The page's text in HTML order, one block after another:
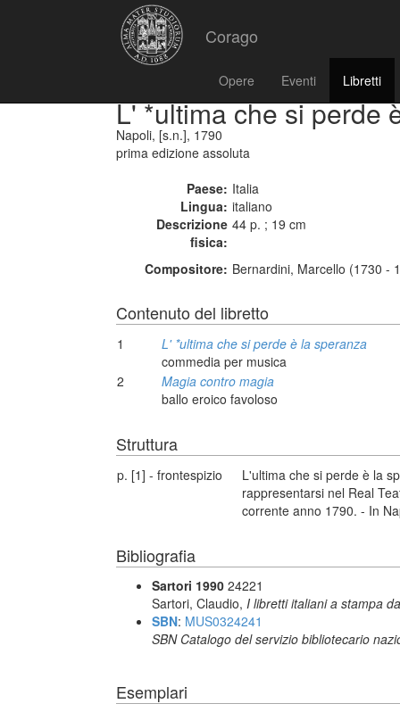
Corago
Opere Eventi Libretti
L' *ultima che si perde
Napoli, [s.n.], 1790
prima edizione assoluta
Paese: Italia
Lingua: italiano
Descrizione
fisica:
44 p. ; 19 cm
Compositore: Bernardini, Marcello (1730 -
Contenuto del libretto
1
L' *ultima che si perde è la speranza
commedia per musica
2
Magia contro magia
ballo eroico favoloso
Struttura
p. [1] - frontespizio
L'ultima che si perde è la
rappresentarsi nel Real
corrente anno 1790. - In
Bibliografia
Sartori 1990 24221
Sartori, Claudio, I libretti italiani a stampa
SBN: MUS0324241
SBN Catalogo del servizio bibliotecario
Esemplari